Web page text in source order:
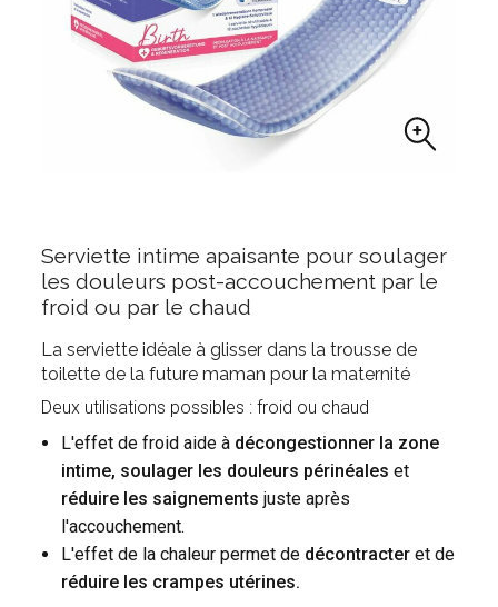
Serviette intime apaisante pour soulager
les douleurs post-accouchement par le
froid ou par le chaud
La serviette idéale à glisser dans la trousse de
toilette de la future maman pour la maternité
Deux utilisations possibles : froid ou chaud
L'effet de froid aide à décongestionner la zone
intime, soulager les douleurs périnéales et
réduire les saignements juste après
l'accouchement.
L'effet de la chaleur permet de décontracter et de
réduire les crampes utérines.